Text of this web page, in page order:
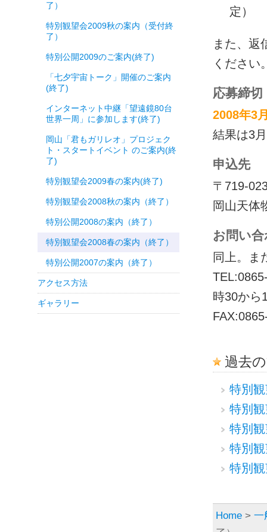
定）
また、返
ください
応募締切
2008年3
結果は3
申込先
〒719-
岡山天
お問い
同上。ま
時30から
過去
特別
特別
特別
特別
特別
Home > 一
了）
特別観望会2009秋の案内（受付終
了）
特別公開2009のご案内(終了)
「七夕宇宙トーク」開催のご案内
(終了)
インターネット中継「望遠鏡80台
世界一周」に参加します(終了)
岡山「君もガリレオ」プロジェク
ト・スタートイベント のご案内(終
了)
特別観望会2009春の案内(終了)
特別観望会2008秋の案内（終了）
特別公開2008の案内（終了）
特別観望会2008春の案内（終了）
特別公開2007の案内（終了）
アクセス方法
ギャラリー